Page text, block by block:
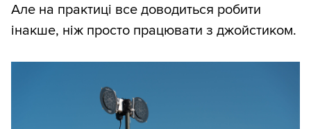
Але на практиці все доводиться робити
інакше, ніж просто працювати з джойстиком.